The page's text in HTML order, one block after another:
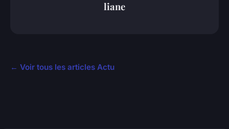
liane
← Voir tous les articles Actu